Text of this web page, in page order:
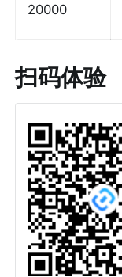
20000
扫码体验